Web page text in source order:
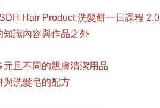
Hair Product 洗髮餅一日課程 2.0
知識內容與作品之外
元且不同的親膚清潔用品
與洗髮皂的配方